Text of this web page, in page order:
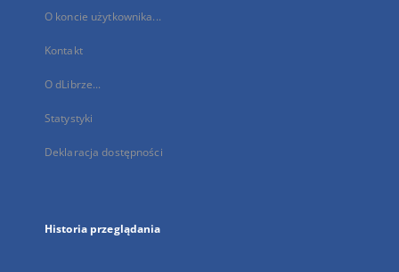
O koncie użytkownika...
Kontakt
O dLibrze...
Statystyki
Deklaracja dostępności
Historia przeglądania